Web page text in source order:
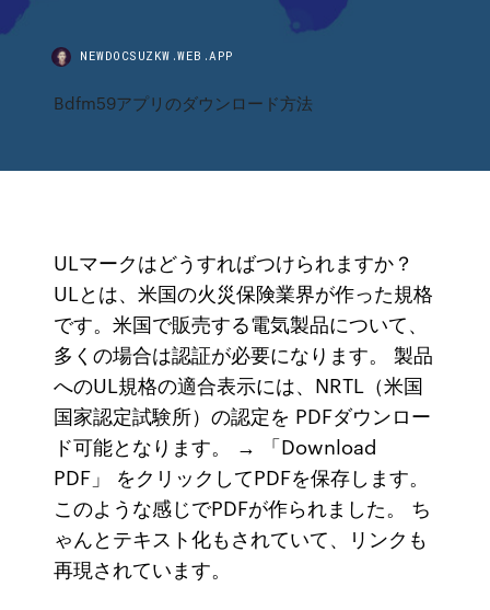
NEWDOCSUZKW.WEB.APP
Bdfm59アプリのダウンロード方法
ULマークはどうすればつけられますか？
ULとは、米国の火災保険業界が作った規格
です。米国で販売する電気製品について、
多くの場合は認証が必要になります。 製品
へのUL規格の適合表示には、NRTL（米国
国家認定試験所）の認定を PDFダウンロー
ド可能となります。 → 「Download
PDF」 をクリックしてPDFを保存します。
このような感じでPDFが作られました。 ち
ゃんとテキスト化もされていて、リンクも
再現されています。